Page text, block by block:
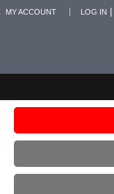
MY ACCOUNT LOG IN